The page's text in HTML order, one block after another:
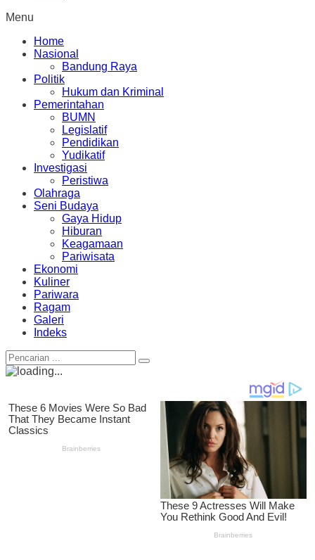
Menu
Home
Nasional
Bandung Raya
Politik
Hukum dan Kriminal
Pemerintahan
BUMN
Legislatif
Pendidikan
Yudikatif
Investigasi
Peristiwa
Olahraga
Seni Budaya
Gaya Hidup
Hiburan
Keagamaan
Pariwisata
Ekonomi
Kuliner
Pariwara
Ragam
Galeri
Indeks